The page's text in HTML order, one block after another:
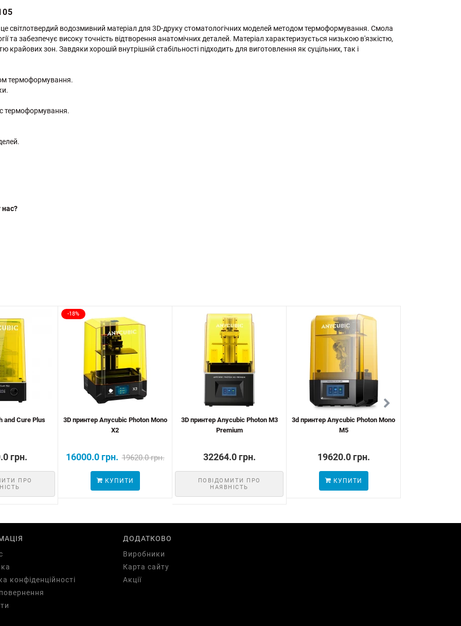
світлотвердий водозмивний матеріал для 3D-друку стоматологічних моделей методом термоформування. Смола
та забезпечує високу точність відтворення анатомічних деталей. Матеріал характеризується низькою в'язкістю,
крайових зон. Завдяки хорошій внутрішній стабільності підходить для виготовлення як суцільних, так і
термоформування.
термоформування.
and Cure Plus
грн.
ПРО
-18%
3D принтер Anycubic Photon Mono
X2
16000.0 грн. 19620.0 грн.
КУПИТИ
3D принтер Anycubic Photon M3
Premium
32264.0 грн.
ПОВІДОМИТИ ПРО
НАЯВНІСТЬ
3d принтер Anycubic Photon Mono
M5
19620.0 грн.
КУПИТИ
конфіденційності
ДОДАТКОВО
Виробники
Карта сайту
Акції